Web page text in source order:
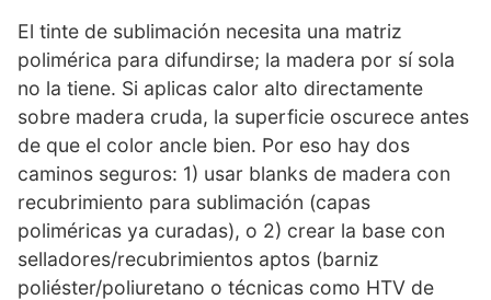
El tinte de sublimación necesita una matriz
polimérica para difundirse; la madera por sí sola
no la tiene. Si aplicas calor alto directamente
sobre madera cruda, la superficie oscurece antes
de que el color ancle bien. Por eso hay dos
caminos seguros: 1) usar blanks de madera con
recubrimiento para sublimación (capas
poliméricas ya curadas), o 2) crear la base con
selladores/recubrimientos aptos (barniz
poliéster/poliuretano o técnicas como HTV de